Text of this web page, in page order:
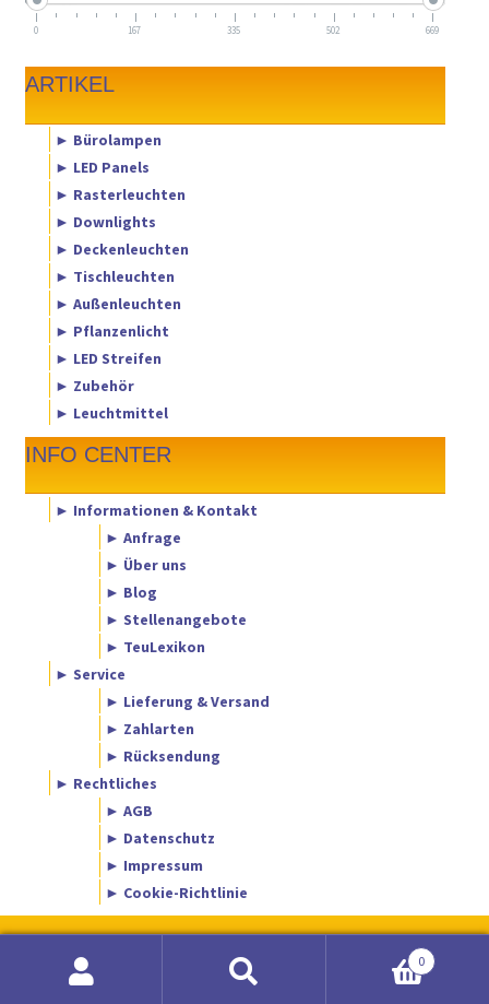
0 167 335 502 669
ARTIKEL
► Bürolampen
► LED Panels
► Rasterleuchten
► Downlights
► Deckenleuchten
► Tischleuchten
► Außenleuchten
► Pflanzenlicht
► LED Streifen
► Zubehör
► Leuchtmittel
INFO CENTER
► Informationen & Kontakt
► Anfrage
► Über uns
► Blog
► Stellenangebote
► TeuLexikon
► Service
► Lieferung & Versand
► Zahlarten
► Rücksendung
► Rechtliches
► AGB
► Datenschutz
► Impressum
► Cookie-Richtlinie
0